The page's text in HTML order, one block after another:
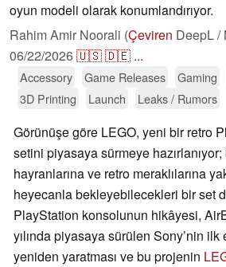
oyun modeli olarak konumlandırıyor.
Rahim Amir Noorali (Çeviren DeepL /
06/22/2026🇺🇸🇩🇪 ...
Accessory Game Releases Gaming
3D Printing
Launch Leaks / Rumors
Görünüşe göre LEGO, yeni bir retro
setini piyasaya sürmeye
hayranlarına ve retro meraklılarına
heyecanla bekleyebilecekleri bir set
PlayStation konsolunun hikâyesi,
yılında piyasaya sürülen Sony’nin
yeniden yaratması ve bu projenin